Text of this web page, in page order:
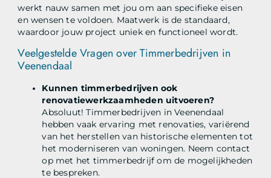
werkt nauw samen met jou om aan specifieke eisen
en wensen te voldoen. Maatwerk is de standaard,
waardoor jouw project uniek en functioneel wordt.
Veelgestelde Vragen over Timmerbedrijven in
Veenendaal
Kunnen timmerbedrijven ook
renovatiewerkzaamheden uitvoeren?
Absoluut! Timmerbedrijven in Veenendaal
hebben vaak ervaring met renovaties, variërend
van het herstellen van historische elementen tot
het moderniseren van woningen. Neem contact
op met het timmerbedrijf om de mogelijkheden
te bespreken.